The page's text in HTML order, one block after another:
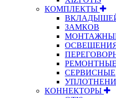
КОМПЛЕКТЫ
ЗАМКОВ
РЕМОНТНЫЕ
СЕРВИСНЫЕ
КОННЕКТОРЫ